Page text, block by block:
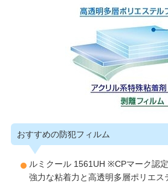
おすすめの防犯フィルム
ルミクール 1561UH ※CPマーク認定
強力な粘着力と高透明多層ポリエス